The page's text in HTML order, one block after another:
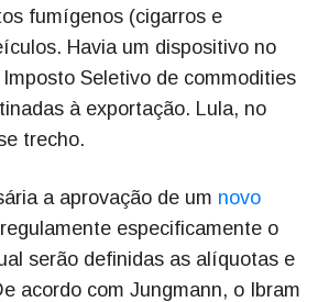
fumígenos (cigarros e
Havia um dispositivo no
Seletivo de commodities
à exportação. Lula, no
trecho.
a aprovação de um novo
especificamente o
serão definidas as alíquotas e
acordo com Jungmann, o Ibram